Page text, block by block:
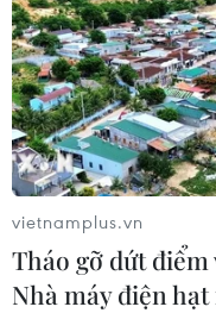
vietnamplus.vn
Tháo gỡ dứt
Nhà máy điện